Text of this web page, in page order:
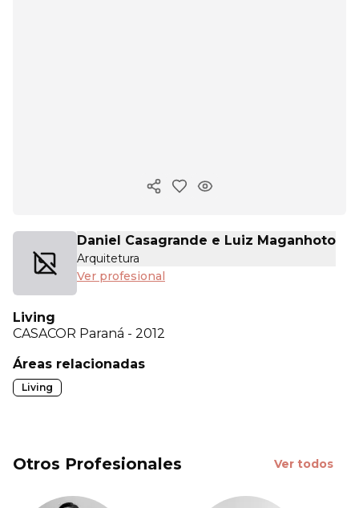
Copiar enlace
Daniel Casagrande e Luiz Maganhoto
Arquitetura
Ver profesional
Living
CASACOR Paraná - 2012
Áreas relacionadas
Living
Otros Profesionales Ver todos